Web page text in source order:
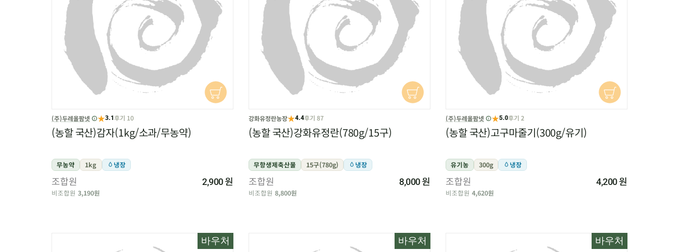
(주)두레올팜넷 ★3.1 후기 10
(농할 국산)감자(1kg/소과/무농약)
무농약 1kg 냉장
조합원 2,900원
비조합원 3,190원
강화유정란농장★4.4후기 87
(농할 국산)강화유정란(780g/15구)
무항생제축산물 15구(780g) 냉장
조합원 8,000원
비조합원 8,800원
(주)두레올팜넷 ★5.0후기 2
(농할 국산)고구마줄기(300g/유기)
유기농 300g 냉장
조합원 4,200원
비조합원 4,620원
바우처 바우처 바우처